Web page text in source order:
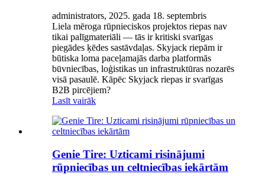
administrators, 2025. gada 18. septembris
Liela mēroga rūpnieciskos projektos riepas nav
tikai palīgmateriāli — tās ir kritiski svarīgas
piegādes ķēdes sastāvdaļas. Skyjack riepām ir
būtiska loma paceļamajās darba platformās
būvniecības, loģistikas un infrastruktūras nozarēs
visā pasaulē. Kāpēc Skyjack riepas ir svarīgas
B2B pircējiem?
Lasīt vairāk
Genie Tire: Uzticami risinājumi
rūpniecības un celtniecības iekārtām